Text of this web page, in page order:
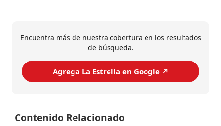
Encuentra más de nuestra cobertura en los resultados
de búsqueda.
Agrega La Estrella en Google ↗️